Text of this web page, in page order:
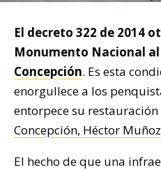
El decreto 322 de 2014
Monumento Nacional al
Concepción. Es esta
enorgullece a los
entorpece su restauración
Concepción, Héctor Muñoz
El hecho de que una